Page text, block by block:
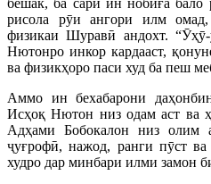
бешак, ба сари ин нобиға
рисола рӯи ангори илм
физикаи Шуравӣ андохт.
Нютонро инкор кардааст,
ва физикҳоро паси худ ба пеш
Аммо ин бехабарони
Исҳоқ Нютон низ одам аст ва
Адҳами Бобокалон низ олим
ҷуғрофӣ, нажод, ранги пӯст
худро дар минбари илми замон